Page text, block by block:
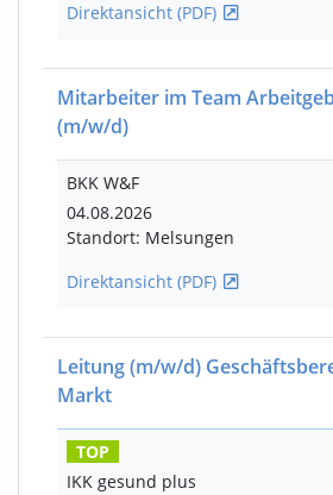
Direktansicht (PDF)
Mitarbeiter im Team
(m/w/d)
BKK W&F
04.08.2026
Standort: Melsungen
Direktansicht (PDF)
Leitung(m/w/d)
Markt
TOP
IKK gesund plus